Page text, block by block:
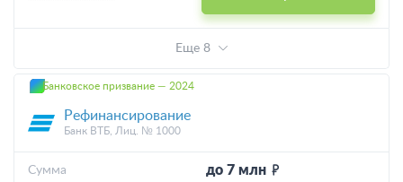
Еще 8
Банковское призвание — 2024
Рефинансирование
Банк ВТБ, Лиц. № 1000
до 7 млн
Cумма